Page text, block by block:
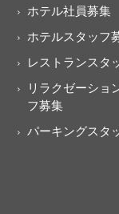
ホテル社員募集
ホテルスタッフ
レストランスタ
リラクゼーショ
フ募集
パーキングスタ